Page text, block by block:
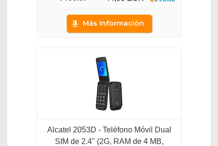
Más información
Alcatel 2053D - Teléfono Móvil Dual
SIM de 2.4" (2G, RAM de 4 MB,